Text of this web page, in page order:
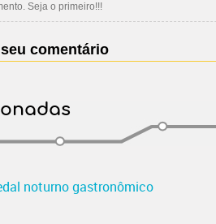
Seja o primeiro!!!
comentário
noturno gastronômico